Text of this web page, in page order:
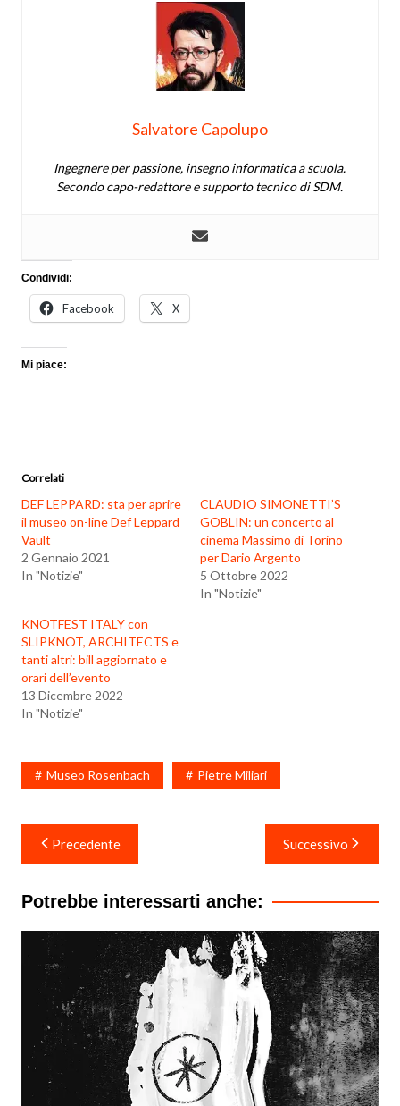
Salvatore Capolupo
Ingegnere per passione, insegno informatica a scuola.
Secondo capo-redattore e supporto tecnico di SDM.
Condividi:
Facebook X
Mi piace:
Correlati
DEF LEPPARD: sta per aprire
il museo on-line Def Leppard
Vault
2 Gennaio 2021
In "Notizie"
CLAUDIO SIMONETTI’S
GOBLIN: un concerto al
cinema Massimo di Torino
per Dario Argento
5 Ottobre 2022
In "Notizie"
KNOTFEST ITALY con
SLIPKNOT, ARCHITECTS e
tanti altri: bill aggiornato e
orari dell’evento
13 Dicembre 2022
In "Notizie"
Museo Rosenbach Pietre Miliari
Navigazione
articoli
Precedente Successivo
Potrebbe interessarti anche: